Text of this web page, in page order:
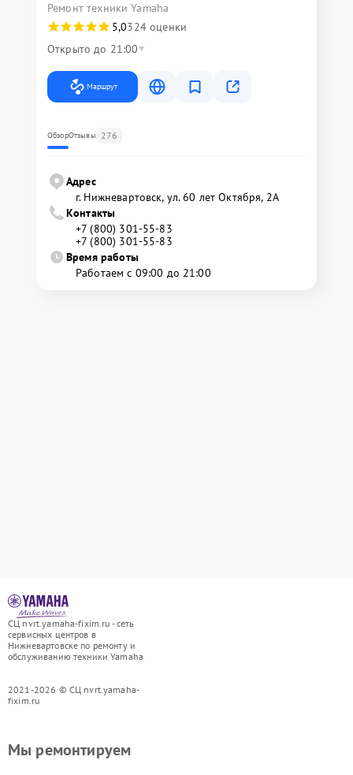
Ремонт техники Yamaha
5,0324 оценки
Открыто до 21:00
Маршрут
ОбзорОтзывы 276
Адрес
г. Нижневартовск, ул. 60 лет Октября, 2А
Контакты
+7 (800) 301-55-83
+7 (800) 301-55-83
Время работы
Работаем с 09:00 до 21:00
СЦ nvrt.yamaha-fixim.ru - сеть
сервисных центров в
Нижневартовске по ремонту и
обслуживанию техники Yamaha
2021-2026 © СЦ nvrt.yamaha-
fixim.ru
Мы ремонтируем